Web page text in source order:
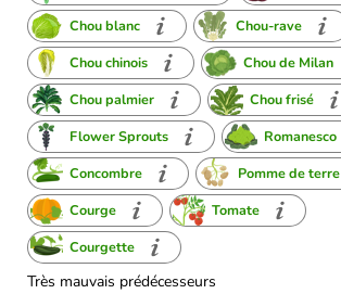
Chou blanc
Chou-rave
Chou chinois
Chou de Milan
Chou palmier
Chou frisé
Flower Sprouts
Romanesco
Concombre
Pomme de terre
Courge
Tomate
Courgette
Très mauvais prédécesseurs